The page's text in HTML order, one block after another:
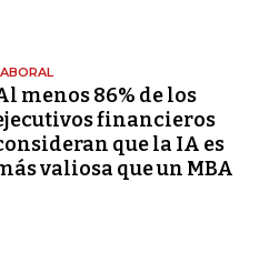
menos 86% de los
financieros
que la IA es
valiosa que un MBA